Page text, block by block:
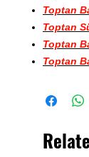
Toptan
Toptan
Toptan
Toptan